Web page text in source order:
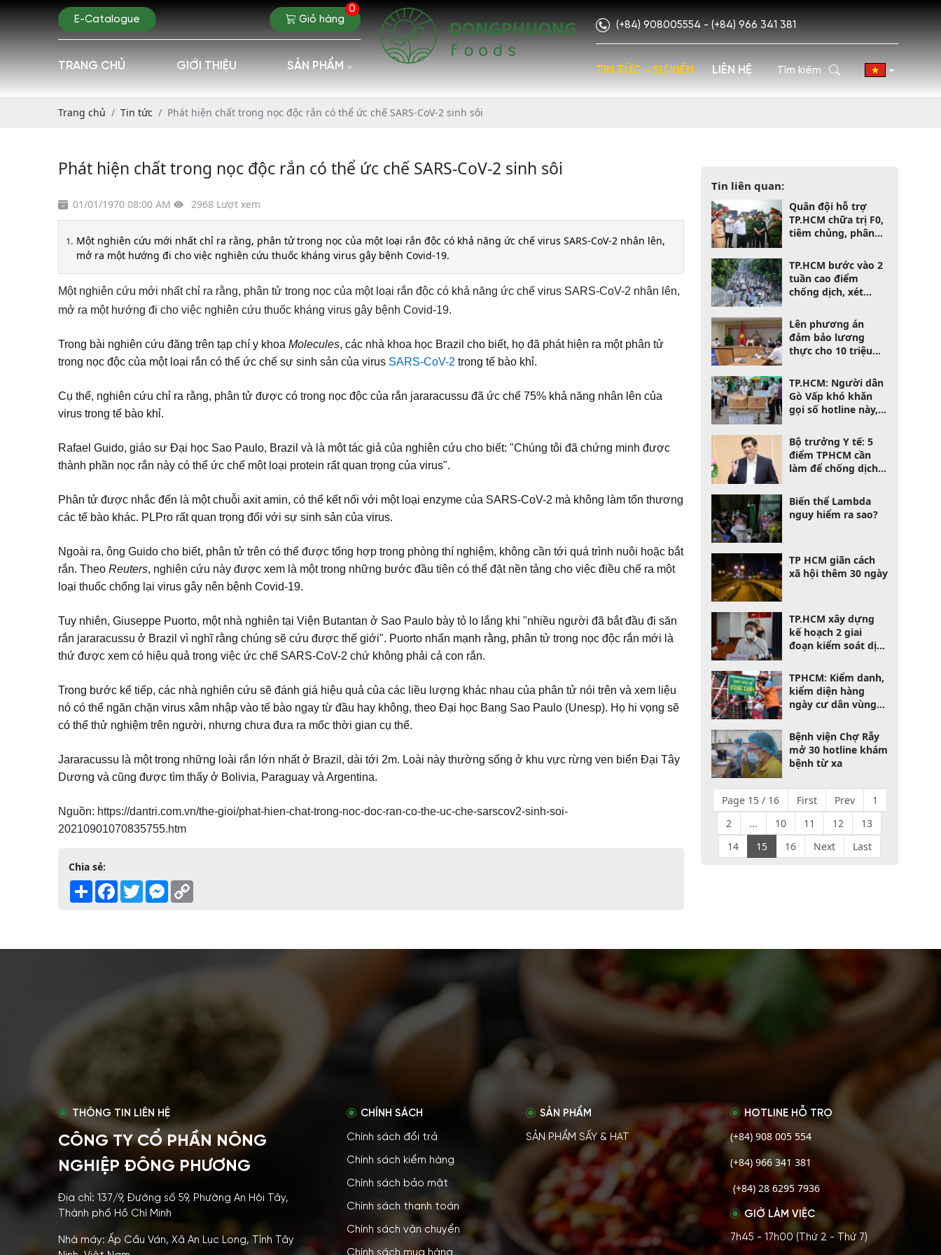
E-Catalogue Giỏ hàng
0
TRANG CHỦ GIỚI THIỆU SẢN PHẨM
(+84) 908005554 - (+84) 966 341 381
TIN TỨC - SỰ KIỆN LIÊN HỆ
Trang chủ Tin tức Phát hiện chất trong nọc độc rắn có thể ức chế SARS-CoV-2 sinh sôi
Phát hiện chất trong nọc độc rắn có thể ức chế SARS-CoV-2 sinh sôi
01/01/1970 08:00 AM 2968 Lượt xem
Một nghiên cứu mới nhất chỉ ra rằng, phân tử trong nọc của một loại rắn độc có khả năng ức chế virus SARS-CoV-2 nhân lên,
mở ra một hướng đi cho việc nghiên cứu thuốc kháng virus gây bệnh Covid-19.
Một nghiên cứu mới nhất chỉ ra rằng, phân tử trong nọc của một loại rắn độc có khả năng ức chế virus SARS-CoV-2 nhân lên,
mở ra một hướng đi cho việc nghiên cứu thuốc kháng virus gây bệnh Covid-19.
Trong bài nghiên cứu đăng trên tạp chí y khoa Molecules, các nhà khoa học Brazil cho biết, họ đã phát hiện ra một phân tử
trong nọc độc của một loại rắn có thể ức chế sự sinh sản của virus SARS-CoV-2 trong tế bào khỉ.
Cụ thể, nghiên cứu chỉ ra rằng, phân tử được có trong nọc độc của rắn jararacussu đã ức chế 75% khả năng nhân lên của
virus trong tế bào khỉ.
Rafael Guido, giáo sư Đại học Sao Paulo, Brazil và là một tác giả của nghiên cứu cho biết: "Chúng tôi đã chứng minh được
thành phần nọc rắn này có thể ức chế một loại protein rất quan trọng của virus".
Phân tử được nhắc đến là một chuỗi axit amin, có thể kết nối với một loại enzyme của SARS-CoV-2 mà không làm tổn thương
các tế bào khác. PLPro rất quan trọng đối với sự sinh sản của virus.
Ngoài ra, ông Guido cho biết, phân tử trên có thể được tổng hợp trong phòng thí nghiệm, không cần tới quá trình nuôi hoặc bắt
rắn. Theo Reuters, nghiên cứu này được xem là một trong những bước đầu tiên có thể đặt nền tảng cho việc điều chế ra một
loại thuốc chống lại virus gây nên bệnh Covid-19.
Tuy nhiên, Giuseppe Puorto, một nhà nghiên tại Viện Butantan ở Sao Paulo bày tỏ lo lắng khi "nhiều người đã bắt đầu đi săn
rắn jararacussu ở Brazil vì nghĩ rằng chúng sẽ cứu được thế giới". Puorto nhấn mạnh rằng, phân tử trong nọc độc rắn mới là
thứ được xem có hiệu quả trong việc ức chế SARS-CoV-2 chứ không phải cả con rắn.
Trong bước kế tiếp, các nhà nghiên cứu sẽ đánh giá hiệu quả của các liều lượng khác nhau của phân tử nói trên và xem liệu
nó có thể ngăn chặn virus xâm nhập vào tế bào ngay từ đầu hay không, theo Đại học Bang Sao Paulo (Unesp). Họ hi vọng sẽ
có thể thử nghiệm trên người, nhưng chưa đưa ra mốc thời gian cụ thể.
Jararacussu là một trong những loài rắn lớn nhất ở Brazil, dài tới 2m. Loài này thường sống ở khu vực rừng ven biển Đại Tây
Dương và cũng được tìm thấy ở Bolivia, Paraguay và Argentina.
Nguồn: https://dantri.com.vn/the-gioi/phat-hien-chat-trong-noc-doc-ran-co-the-uc-che-sarscov2-sinh-soi-
20210901070835755.htm
Chia sẻ:
Share Facebook
TwitterMessenger
Tin liên quan:
Quân đội hỗ trợ
TP.HCM chữa trị F0,
tiêm chủng, phân
TP.HCM bước vào 2
tuần cao điểm
chống dịch, xét
phố
Lên phương án
đảm bảo lương
thực cho 10 triệu
15 ngày
TP.HCM: Người dân
Gò Vấp khó khăn
gọi số hotline này,
30 phút
Bộ trưởng Y tế: 5
điểm TPHCM cần
làm để chống dịch
Biến thể Lambda
nguy hiểm ra sao?
TP HCM giãn cách
xã hội thêm 30 ngày
TP.HCM xây dựng
kế hoạch 2 giai
đoạn kiểm soát dịch
TPHCM: Kiểm danh,
kiểm diện hàng
ngày cư dân vùng
Bệnh viện Chợ Rẫy
mở 30 hotline khám
bệnh từ xa
Page 15 / 16 First Prev
1
2
... 10 11 12
13
14
15 16 Next Last
THÔNG TIN LIÊN HỆ
CÔNG TY CỔ PHẦN NÔNG
NGHIỆP ĐÔNG PHƯƠNG
Địa chỉ: 137/9, Đường số 59, Phường An Hội Tây,
Thành phố Hồ Chí Minh
Nhà máy: Ấp Cầu Ván, Xã An Lục Long, Tỉnh Tây
CHÍNH SÁCH
Chính sách đổi trả
Chính sách kiểm hàng
Chính sách bảo mật
Chính sách thanh toán
Chính sách vận chuyển
SẢN PHẨM
SẢN PHẨM SẤY & HẠT
HOTLINE HỖ TRỌ
(+84) 908 005 554
(+84) 966 341 381
(+84) 28 6295 7936
GIỜ LÀM VIỆC
7h45 - 17h00 (Thứ 2 - Thứ 7)